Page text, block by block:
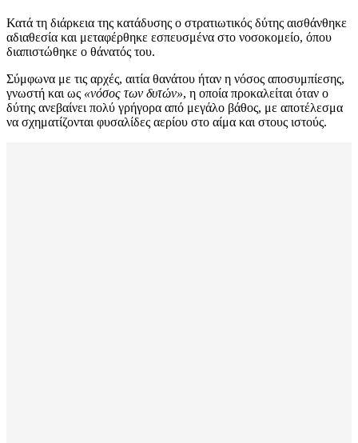
Κατά τη διάρκεια της κατάδυσης ο στρατιωτικός δύτης αισθάνθηκε
αδιαθεσία και μεταφέρθηκε εσπευσμένα στο νοσοκομείο, όπου
διαπιστώθηκε ο θάνατός του.
Σύμφωνα με τις αρχές, αιτία θανάτου ήταν η νόσος αποσυμπίεσης,
γνωστή και ως «νόσος των δυτών», η οποία προκαλείται όταν ο
δύτης ανεβαίνει πολύ γρήγορα από μεγάλο βάθος, με αποτέλεσμα
να σχηματίζονται φυσαλίδες αερίου στο αίμα και στους ιστούς.